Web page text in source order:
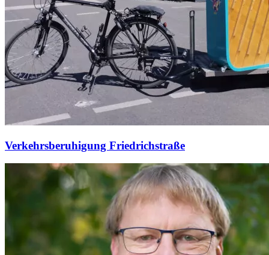
Verkehrsberuhigung Friedrichstraße